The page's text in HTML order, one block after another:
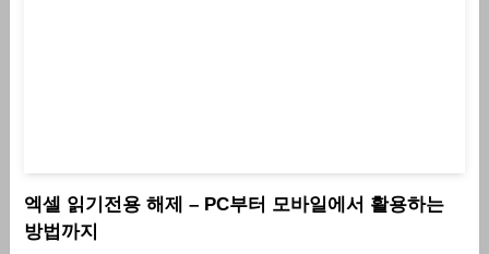
엑셀 읽기전용 해제 – PC부터 모바일에서 활용하는
방법까지